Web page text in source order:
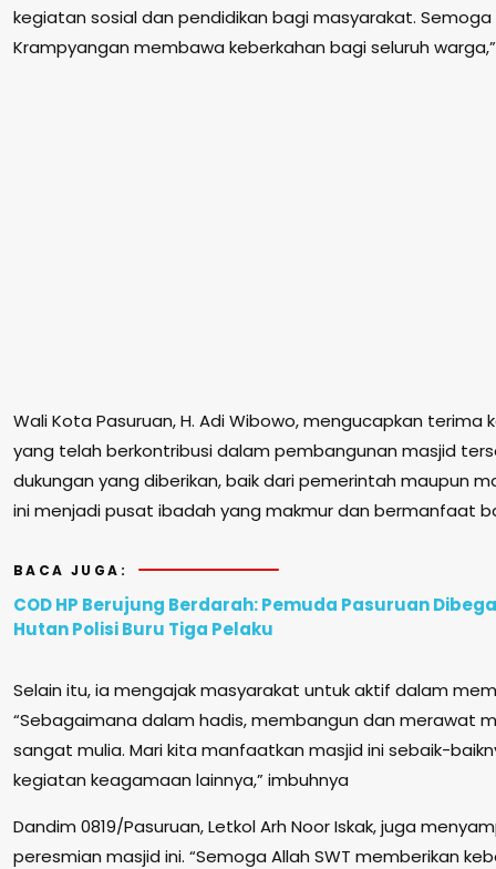
kegiatan sosial dan pendidikan bagi masyarakat.
Krampyangan membawa keberkahan bagi seluruh
Wali Kota Pasuruan, H. Adi Wibowo, mengucapkan terima
yang telah berkontribusi dalam pembangunan masjid
dukungan yang diberikan, baik dari pemerintah maupun
ini menjadi pusat ibadah yang makmur dan bermanfaat
BACA JUGA:
COD HP Berujung Berdarah: Pemuda Pasuruan
Hutan Polisi Buru Tiga Pelaku
Selain itu, ia mengajak masyarakat untuk aktif dalam
“Sebagaimana dalam hadis, membangun dan merawat
sangat mulia. Mari kita manfaatkan masjid ini sebaik-
kegiatan keagamaan lainnya,” imbuhnya
Dandim 0819/Pasuruan, Letkol Arh Noor Iskak, juga
peresmian masjid ini. “Semoga Allah SWT memberikan